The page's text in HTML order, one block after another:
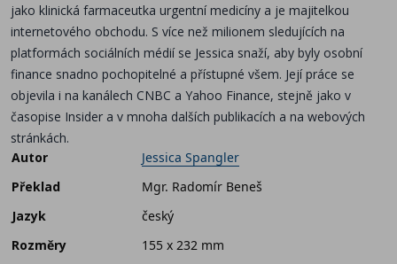
jako klinická farmaceutka urgentní medicíny a je majitelkou
internetového obchodu. S více než milionem sledujících na
platformách sociálních médií se Jessica snaží, aby byly osobní
finance snadno pochopitelné a přístupné všem. Její práce se
objevila i na kanálech CNBC a Yahoo Finance, stejně jako v
časopise Insider a v mnoha dalších publikacích a na webových
stránkách.
Autor
Jessica Spangler
Překlad
Mgr. Radomír Beneš
Jazyk
český
Rozměry
155 x 232 mm